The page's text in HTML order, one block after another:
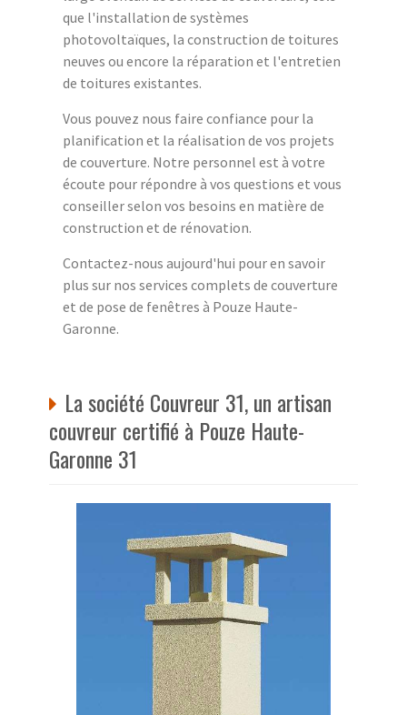
que l'installation de systèmes
photovoltaïques, la construction de toitures
neuves ou encore la réparation et l'entretien
de toitures existantes.
Vous pouvez nous faire confiance pour la
planification et la réalisation de vos projets
de couverture. Notre personnel est à votre
écoute pour répondre à vos questions et vous
conseiller selon vos besoins en matière de
construction et de rénovation.
Contactez-nous aujourd'hui pour en savoir
plus sur nos services complets de couverture
et de pose de fenêtres à Pouze Haute-
Garonne.
La société Couvreur 31, un artisan
couvreur certifié à Pouze Haute-
Garonne 31